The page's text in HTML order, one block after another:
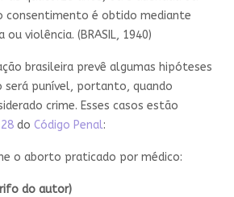
consentimento é obtido mediante
violência. (BRASIL, 1940)
brasileira prevê algumas hipóteses
será punível, portanto, quando
crime. Esses casos estão
do Código Penal:
o aborto praticado por médico:
do autor)